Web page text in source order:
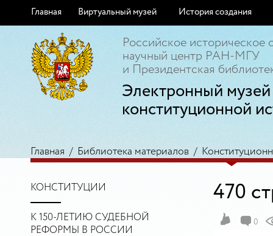
Главная Виртуальный музей История создания
Российское историческое
научный центр РАН-МГУ
и Президентская
Электронный музей
конституционной
Главная / Библиотека материалов /
КОНСТИТУЦИИ
К 150-ЛЕТИЮ СУДЕБНОЙ
РЕФОРМЫ В РОССИИ
470
0